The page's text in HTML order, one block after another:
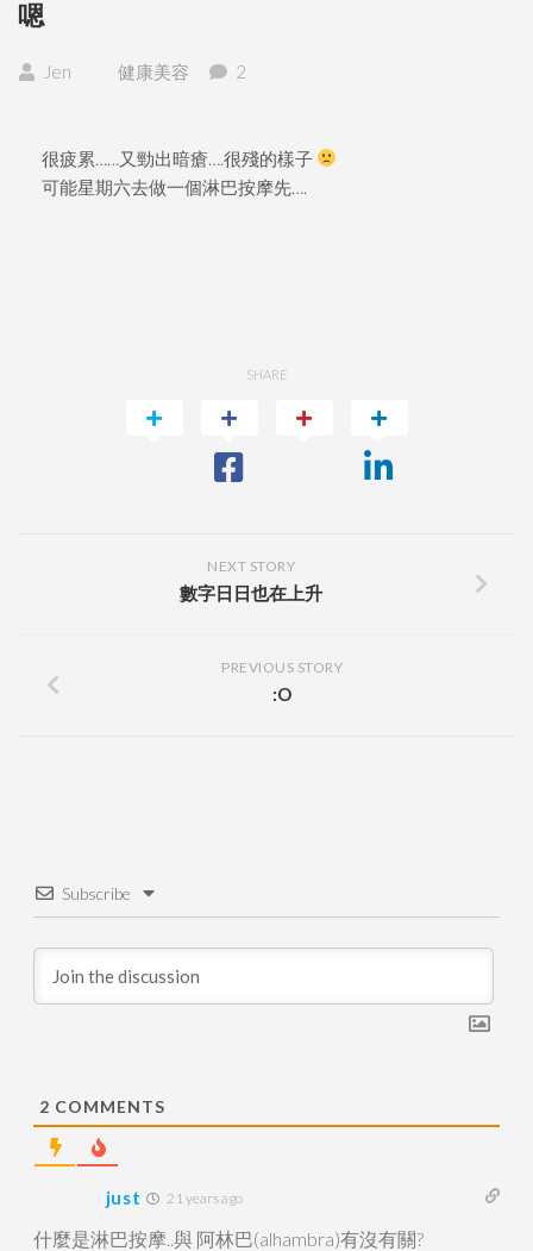
嗯
Jen 健康美容 2
很疲累……又勁出暗瘡….很殘的樣子
可能星期六去做一個淋巴按摩先….
SHARE
NEXT STORY
數字日日也在上升
PREVIOUS STORY
:O
Subscribe
2 COMMENTS
just 21 years ago
什麼是淋巴按摩..與 阿林巴(alhambra)有沒有關?